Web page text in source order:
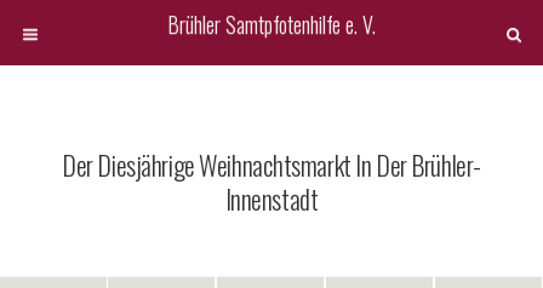
Brühler Samtpfotenhilfe e. V.
Der Diesjährige Weihnachtsmarkt In Der Brühler-
Innenstadt